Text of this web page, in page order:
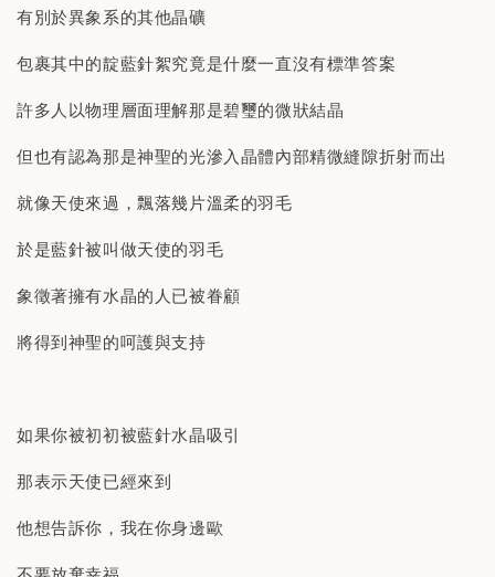
有別於異象系的其他晶礦
包裹其中的靛藍針絮究竟是什麼一直沒有標準答案
許多人以物理層面理解那是碧璽的微狀結晶
但也有認為那是神聖的光滲入晶體內部精微縫隙折射而出
就像天使來過，飄落幾片溫柔的羽毛
於是藍針被叫做天使的羽毛
象徵著擁有水晶的人已被眷顧
將得到神聖的呵護與支持
如果你被初初被藍針水晶吸引
那表示天使已經來到
他想告訴你，我在你身邊歐